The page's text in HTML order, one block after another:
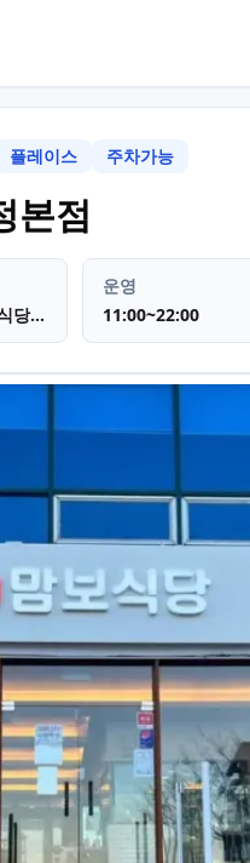
플레이스 주차가능
본점
부산 해운대구 송정광어골로 76 (송정동) 1층 맘보식당 해운대송정본점
운영
11:00~22:00